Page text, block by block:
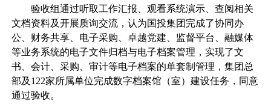
验收组通过听取工作汇报、观看系统演示、查阅相关
文档资料及开展质询交流，认为国投集团完成了协同办
公、财务共享、电子采购、卓越党建、监督平台、融媒体
等业务系统的电子文件归档与电子档案管理，实现了文
书、会计、采购、审计等电子档案的单套制管理，集团总
部及122家所属单位完成数字档案馆（室）建设任务，同意
通过验收。